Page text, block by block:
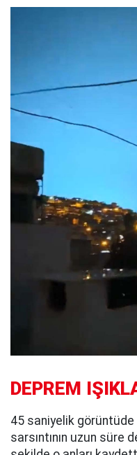
DEPREM
45 saniyelik görüntüde
sarsıntının uzun süre